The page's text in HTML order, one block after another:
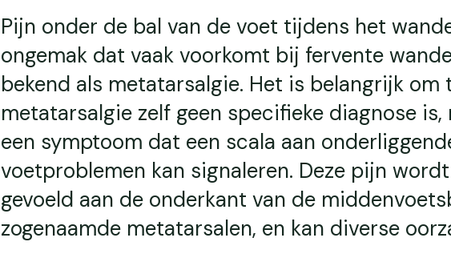
Pijn onder de bal van de voet tijdens het
ongemak dat vaak voorkomt bij fervente
bekend als metatarsalgie. Het is belangrijk om
metatarsalgie zelf geen specifieke diagnose is,
een symptoom dat een scala aan
voetproblemen kan signaleren. Deze pijn
gevoeld aan de onderkant van de
zogenaamde metatarsalen, en kan diverse